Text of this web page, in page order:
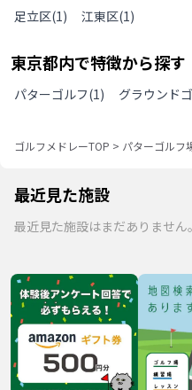
足立区(1) 江東区(1)
東京都内で特徴から探す
パターゴルフ(1) グラウンド
ゴルフメドレーTOP > パターゴルフ
最近見た施設
最近見た施設はまだありません。